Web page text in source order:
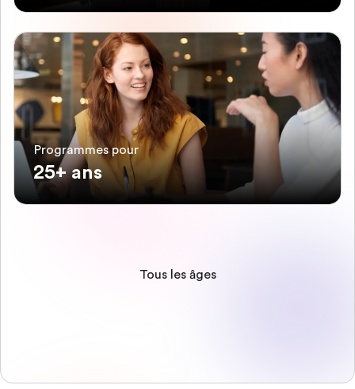
Programmes pour
25+ ans
Tous les âges